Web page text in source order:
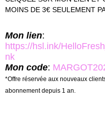
MOINS DE 3€ SEULEMENT
Mon lien:
https://hsl.ink/
nk
Mon code:
*Offre réservée aux nouveaux
abonnement depuis 1 an.